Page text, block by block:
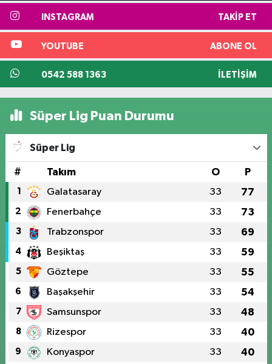
INSTAGRAM TAKIP ET
YOUTUBE ABONE OL
0542 588 1363 İLETIŞIM
Süper Lig Puan Durumu
Süper Lig
# Takım O P
1 Galatasaray 33 77
2 Fenerbahçe 33 73
3 Trabzonspor 33 69
4 Beşiktaş 33 59
5 Göztepe 33 55
6 Başakşehir 33 54
7 Samsunspor 33 48
8 Rizespor 33 40
9 Konyaspor 33 40